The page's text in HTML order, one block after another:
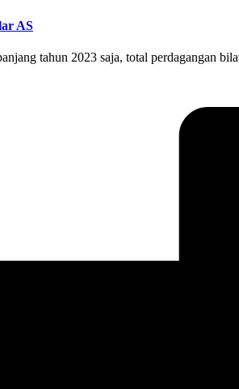
AS
tahun 2023 saja, total perdagangan